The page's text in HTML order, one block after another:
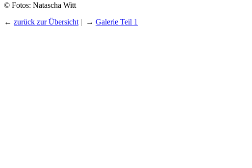
© Fotos: Natascha Witt
← zurück zur Übersicht | → Galerie Teil 1